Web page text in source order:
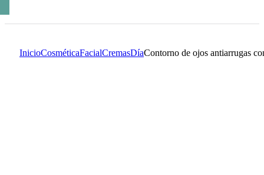
InicioCosméticaFacialCremasDíaContorno de ojos antiarrugas